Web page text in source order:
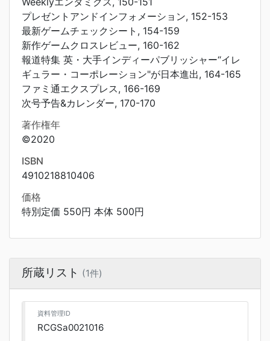
プレゼントアンドインフォメーション, 152-153
最新ゲームチェックシート, 154-159
新作ゲームクロスレビュー, 160-162
報道特集 英・大手インディーパブリッシャー“イレ
ギュラー・コーポレーション"が日本進出, 164-165
ファミ通エクスプレス, 166-169
次号予告&カレンダー, 170-170
著作権年
©2020
ISBN
4910218810406
価格
特別定価 550円 本体 500円
所蔵リスト (1件)
資料管理ID
RCGSa0021016